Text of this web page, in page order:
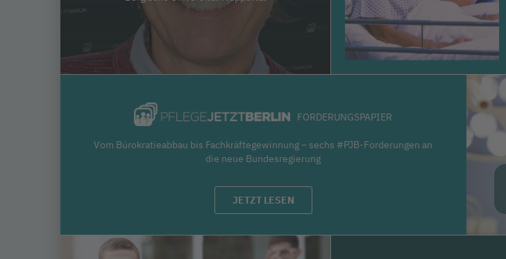
FORDERUNGSPAPIER
Vom Bürokratieabbau bis Fachkräftegewinnung – sechs #PJB-Forderungen an
die neue Bundesregierung
JETZT LESEN